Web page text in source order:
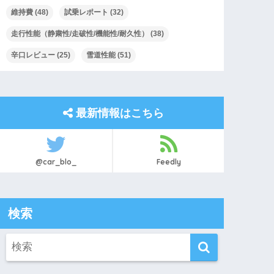
維持費 (48) 試乗レポート (32)
走行性能（静粛性/走破性/機能性/耐久性） (38)
辛口レビュー (25) 雪道性能 (51)
最新情報はこちら
@car_blo_ Feedly
検索